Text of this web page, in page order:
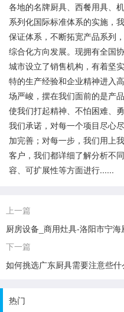
各地的名牌厨具、西餐用具
系列化国际标准体系的实施，
保证体系，不断拓宽产品系列
综合化方向发展。现拥有全国
城市设立了销售机构，有着
特的生产经验和企业精神进入
场严峻，摆在我们面前的是产
使我们打起精神、不怕困难
我们承诺，对每一个项目尽心
加完善；对每一步，我们用上
客户，我们都详细了解分析不
容、可扩展性等方面进行......
上一篇
厨房设备_商用灶具-洛阳市宁海
下一篇
如何挑选广东厨具需要注意些什
热门